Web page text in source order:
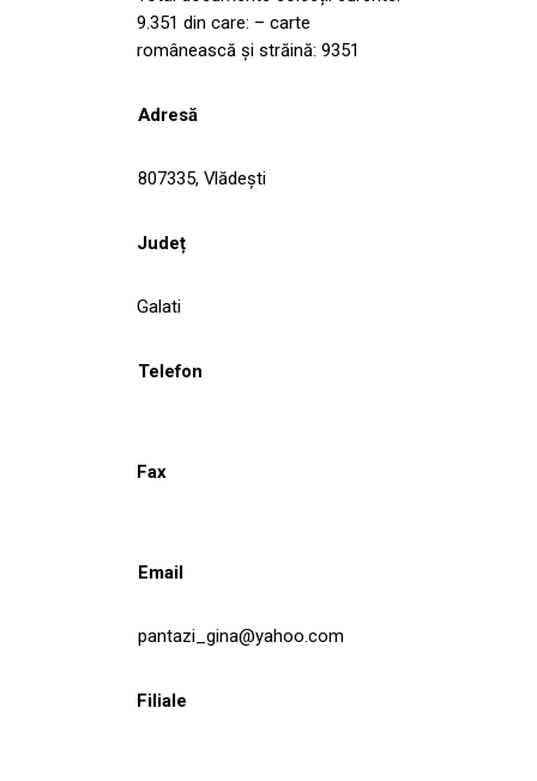
9.351 din care: – carte
românească și străină: 9351
Adresă
807335, Vlădeşti
Județ
Galati
Telefon
Fax
Email
pantazi_gina@yahoo.com
Filiale